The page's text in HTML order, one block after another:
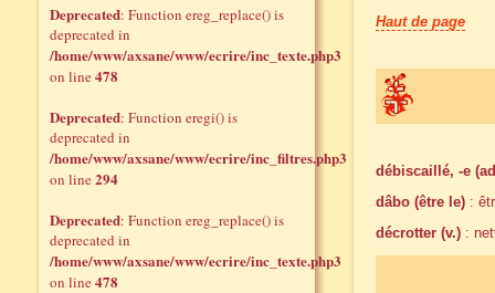
Haut de page
débiscaillé, -e
dâbo (être le) :
décrotter (v.) :
Deprecated: Function ereg_replace() is
deprecated in
/home/www/axsane/www/ecrire/inc_texte.php3
on line478
Deprecated: Function eregi() is
deprecated in
/home/www/axsane/www/ecrire/inc_filtres.php3
on line294
Deprecated: Function ereg_replace() is
deprecated in
/home/www/axsane/www/ecrire/inc_texte.php3
on line478